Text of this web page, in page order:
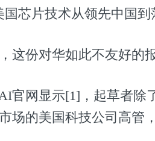
国芯片技术从领先中国到
这份对华如此不友好的
官网显示[1]，起草者除
场的美国科技公司高